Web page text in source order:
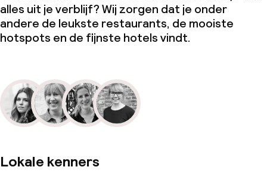
alles uit je verblijf? Wij zorgen dat je onder
andere de leukste restaurants, de mooiste
hotspots en de fijnste hotels vindt.
Lokale kenners